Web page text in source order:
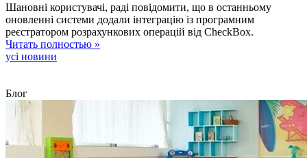
Шановні користувачі, раді повідомити, що в останньому
оновленні системи додали інтеграцію із програмним
реєстратором розрахункових операцій від CheckBox.
Читать полностью »
усі новини
Блог